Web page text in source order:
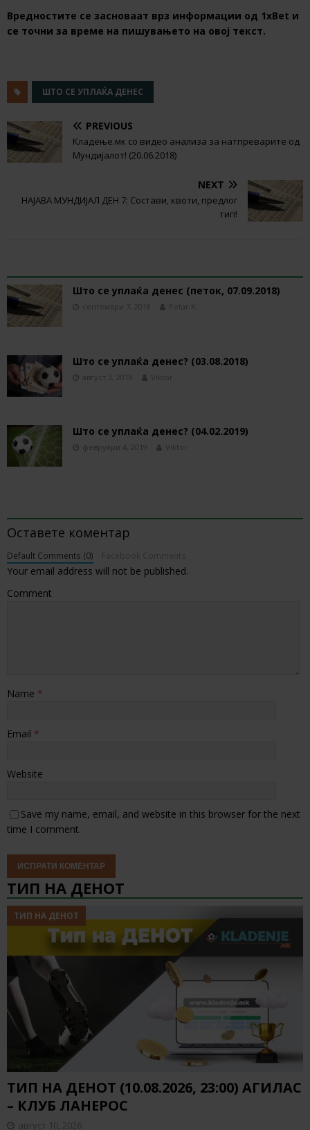
Вредностите се засноваат врз информации од 1хBet и
се точни за време на пишувањето на овој текст.
ШТО СЕ УПЛАЌА ДЕНЕС
PREVIOUS
Кладење.мк со видео анализа за натпреварите од
Мундијалот! (20.06.2018)
NEXT
НАЈАВА МУНДИЈАЛ ДЕН 7: Состави, квоти, предлог
тип!
Што се уплаќа денес (петок, 07.09.2018)
септември 7, 2018 Petar K.
Што се уплаќа денес? (03.08.2018)
август 3, 2018 Viktor
Што се уплаќа денес? (04.02.2019)
февруари 4, 2019 Viktor
Оставете коментар
Default Comments (0)
Your email address will not be published.
Comment
Name *
Email *
Website
Save my name, email, and website in this browser for the next
time I comment.
ТИП НА ДЕНОТ
ТИП НА ДЕНОТ
ТИП НА ДЕНОТ (10.08.2026, 23:00) АГИЛАС
– КЛУБ ЛАНЕРОС
август 10, 2026